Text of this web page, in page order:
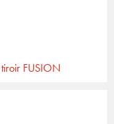
FUSION